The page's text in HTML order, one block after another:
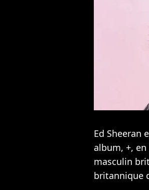
Ed Sheeran
album, +,
masculin
britannique